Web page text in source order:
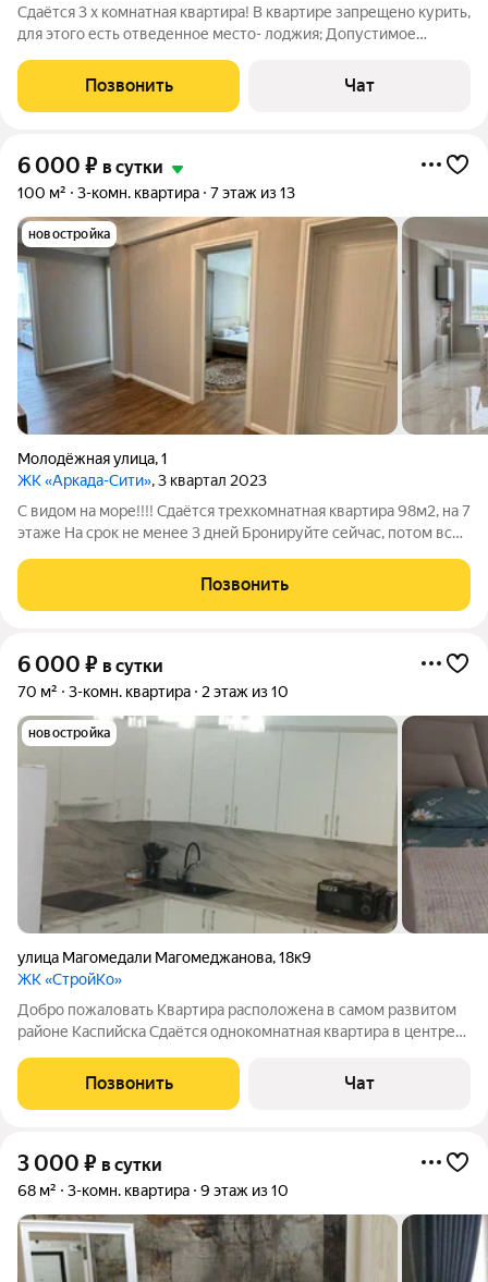
Сдаётся 3 х комнатная квартира! В квартире запрещено курить,
для этого есть отведенное место- лоджия; Допустимое
и шумных мероприятий запрещается; Квартира оснащена
абсолютно всеми условиями
Позвонить Чат
6 000 ₽ в сутки
100 м² 3-комн. квартира 7 этаж из 13
новостройка
Молодёжная улица,1
ЖК «Аркада-Сити», 3 квартал 2023
С видом на море!!!! Сдаётся трехкомнатная квартира 98м2, на 7
этаже На срок не менее 3 дней Бронируйте сейчас, потом всё
В квартире проведен новый ремонт, имеются все условия для
Позвонить
6 000 ₽ в сутки
70 м² 3-комн. квартира 2 этаж из 10
новостройка
улица Магомедали Магомеджановa,18к9
ЖК «СтройКо»
Добро пожаловать Квартира расположена в самом развитом
районе Каспийска Сдаётся однокомнатная квартира в центре
всех частей города. От аэропорта 10минут.В 15 минутах
пешком от городского
Позвонить Чат
3 000 ₽ в сутки
68 м² 3-комн. квартира 9 этаж из 10